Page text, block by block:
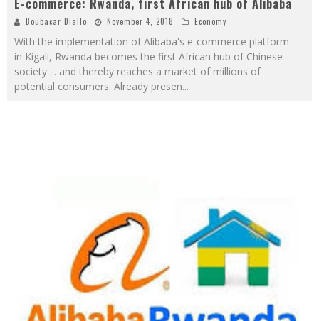
E-commerce: Rwanda, first African hub of Alibaba
Boubacar Diallo November 4, 2018 Economy
With the implementation of Alibaba's e-commerce platform
in Kigali, Rwanda becomes the first African hub of Chinese
society ... and thereby reaches a market of millions of
potential consumers. Already presen...